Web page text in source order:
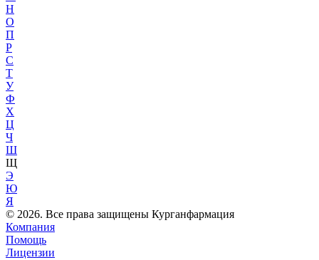
Н
О
П
Р
С
Т
У
Ф
Х
Ц
Ч
Ш
Щ
Э
Ю
Я
© 2026. Все права защищены Курганфармация
Компания
Помощь
Лицензии